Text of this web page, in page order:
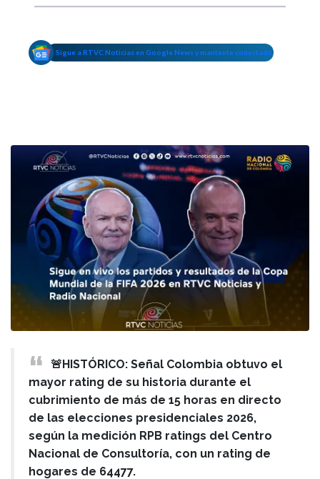
Sigue a RTVC Noticias en Google News y mantente conectado
🚨HISTÓRICO: Señal Colombia obtuvo el
mayor rating de su historia durante el
cubrimiento de más de 15 horas en directo
de las elecciones presidenciales 2026,
según la medición RPB ratings del Centro
Nacional de Consultoría, con un rating de
hogares de 64477.